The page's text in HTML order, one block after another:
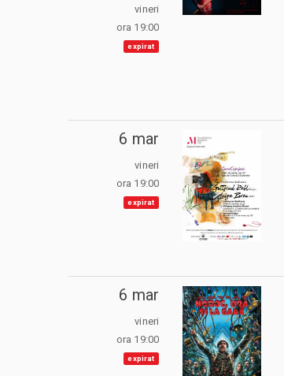
vineri
ora 19:00
expirat
6 mar
vineri
ora 19:00
expirat
6 mar
vineri
ora 19:00
expirat